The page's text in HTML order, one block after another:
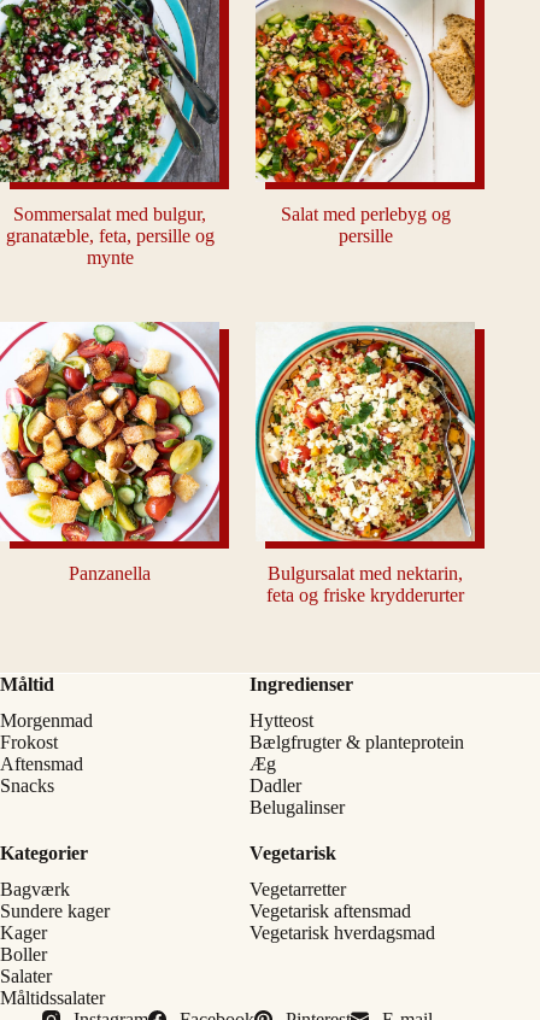
Sommersalat med bulgur,
granatæble, feta, persille og
mynte
Salat med perlebyg og
persille
Panzanella
Bulgursalat med nektarin,
feta og friske krydderurter
Måltid
Morgenmad
Frokost
Aftensmad
Snacks
Ingredienser
Hytteost
Bælgfrugter & planteprotein
Æg
Dadler
Belugalinser
Kategorier
Bagværk
Sundere kager
Kager
Boller
Salater
Måltidssalater
Vegetarisk
Vegetarretter
Vegetarisk aftensmad
Vegetarisk hverdagsmad